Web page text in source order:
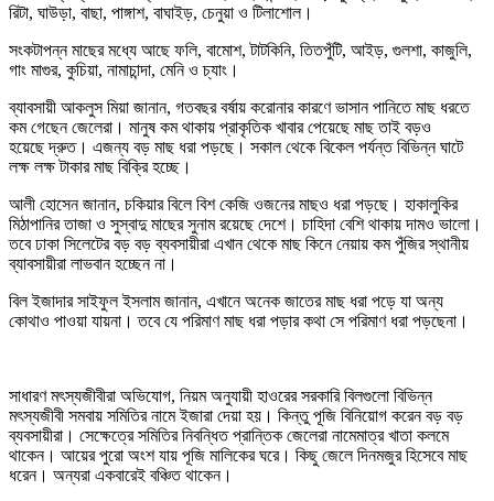
রিটা, ঘাউড়া, বাছা, পাঙ্গাশ, বাঘাইড়, চেনুয়া ও টিলাশোল।
সংকটাপন্ন মাছের মধ্যে আছে ফলি, বামোশ, টাটকিনি, তিতপুঁটি, আইড়, গুলশা, কাজুলি,
গাং মাগুর, কুচিয়া, নামাচান্দা, মেনি ও চ্যাং।
ব্যাবসায়ী আকলুস মিয়া জানান, গতবছর বর্ষায় করোনার কারণে ভাসান পানিতে মাছ ধরতে
কম গেছেন জেলেরা। মানুষ কম থাকায় প্রাকৃতিক খাবার পেয়েছে মাছ তাই বড়ও
হয়েছে দ্রুত। এজন্য বড় মাছ ধরা পড়ছে। সকাল থেকে বিকেল পর্যন্ত বিভিন্ন ঘাটে
লক্ষ লক্ষ টাকার মাছ বিক্রি হচ্ছে।
আলী হোসেন জানান, চকিয়ার বিলে বিশ কেজি ওজনের মাছও ধরা পড়ছে। হাকালুকির
মিঠাপানির তাজা ও সুস্বাদু মাছের সুনাম রয়েছে দেশে। চাহিদা বেশি থাকায় দামও ভালো।
তবে ঢাকা সিলেটের বড় বড় ব্যবসায়ীরা এখান থেকে মাছ কিনে নেয়ায় কম পুঁজির স্থানীয়
ব্যাবসায়ীরা লাভবান হচ্ছেন না।
বিল ইজাদার সাইফুল ইসলাম জানান, এখানে অনেক জাতের মাছ ধরা পড়ে যা অন্য
কোথাও পাওয়া যায়না। তবে যে পরিমাণ মাছ ধরা পড়ার কথা সে পরিমাণ ধরা পড়ছেনা।
সাধারণ মৎস্যজীবীরা অভিযোগ, নিয়ম অনুযায়ী হাওরের সরকারি বিলগুলো বিভিন্ন
মৎস্যজীবী সমবায় সমিতির নামে ইজারা দেয়া হয়। কিন্তু পূজি বিনিয়োগ করেন বড় বড়
ব্যবসায়ীরা। সেক্ষেত্রে সমিতির নিবন্ধিত প্রান্তিক জেলেরা নামেমাত্র খাতা কলমে
থাকেন। আয়ের পুরো অংশ যায় পূজি মালিকের ঘরে। কিছু জেলে দিনমজুর হিসেবে মাছ
ধরেন। অন্যরা একবারেই বঞ্চিত থাকেন।